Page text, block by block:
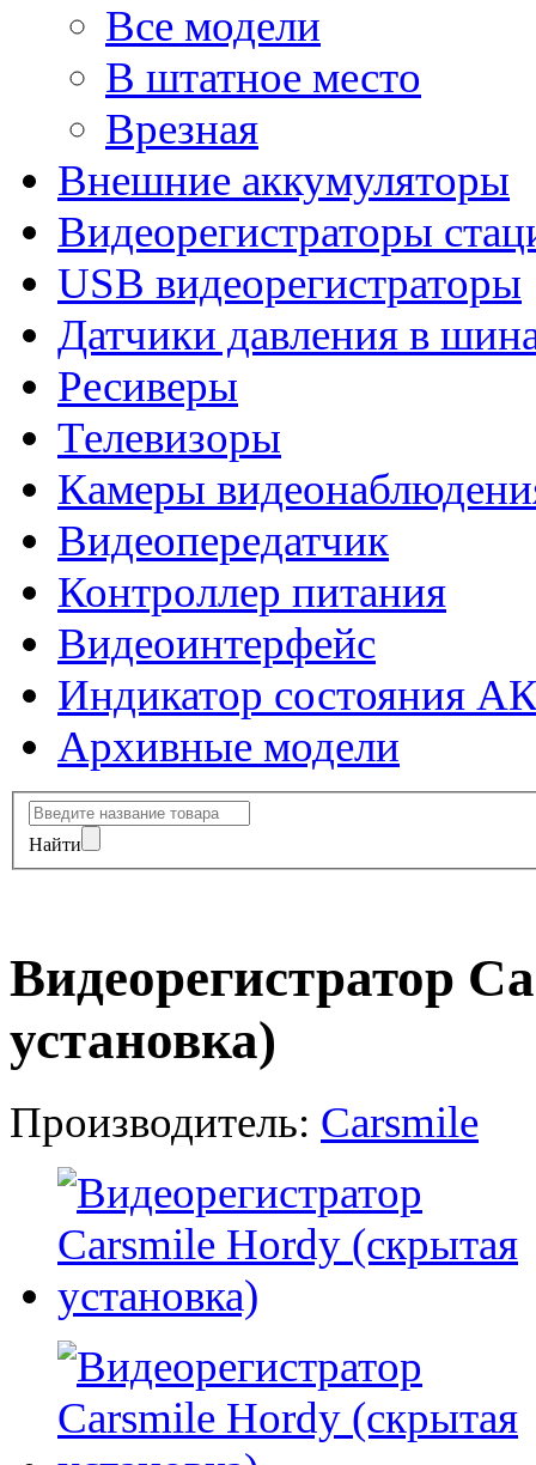
Все модели
В штатное место
Врезная
Внешние аккумуляторы
Видеорегистраторы
USB видеорегистраторы
Датчики давления в
Ресиверы
Телевизоры
Камеры
Видеопередатчик
Контроллер питания
Видеоинтерфейс
Индикатор состояния
Архивные модели
Найти
Видеорегистратор
установка)
Производитель: Carsmile